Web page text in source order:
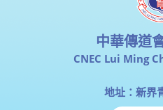
中華傳道
CNEC Lui Ming
地址：新界